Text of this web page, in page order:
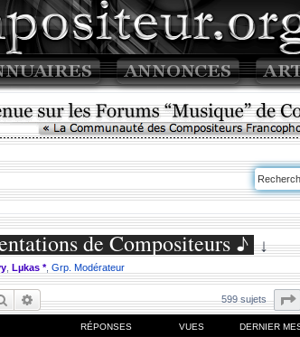
de Compositeurs ♪ ↓
Lµkas *, Grp. Modérateur
Rechercher
Recherche avancée 599 sujets
RÉPONSES VUES DERNIER